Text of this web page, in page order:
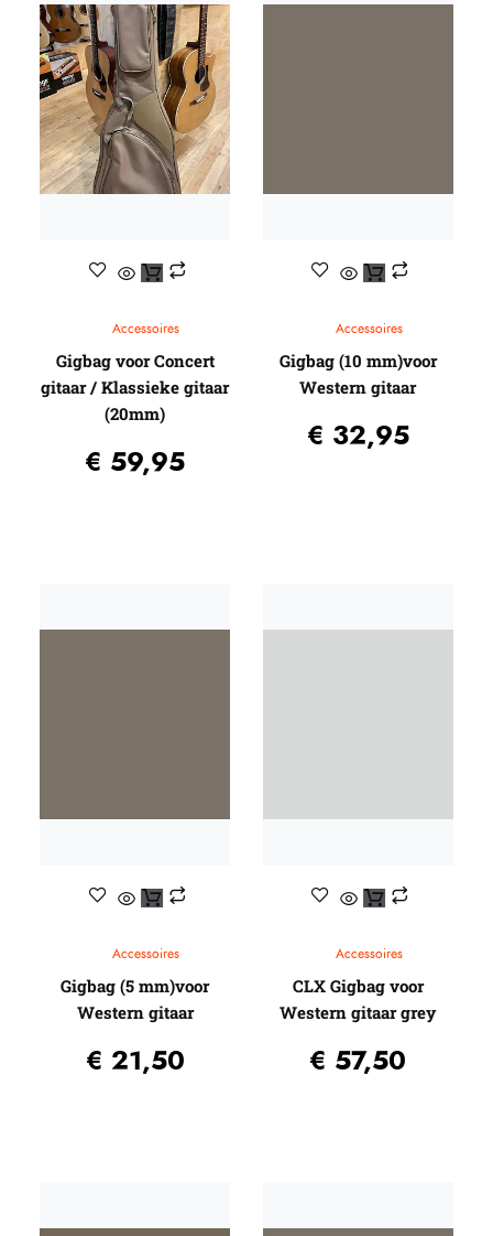
Baton Rouge
Randon
Reis gitaren
Beginners gitaren
Beginners gitaren
Elixir
Knobloch
Stemapparaten
Guitar straps
Gitaartassen / koffers / Gig-bags / Cases
Standaards
Headway Music Audio
Accessoires
Gigbag voor Concert
gitaar / Klassieke gitaar
(20mm)
€ 59,95
Accessoires
Gigbag (10 mm)voor
Western gitaar
€ 32,95
Accessoires
Gigbag (5 mm)voor
Western gitaar
€ 21,50
Accessoires
CLX Gigbag voor
Western gitaar grey
€ 57,50